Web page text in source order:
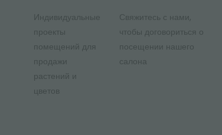
Индивидуальные
проекты
помещений для
продажи
растений и
цветов
Свяжитесь с нами,
чтобы договориться о
посещении нашего
салона